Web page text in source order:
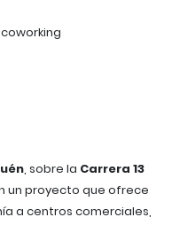
, sobre la Carrera 13
un proyecto que ofrece
a centros comerciales,